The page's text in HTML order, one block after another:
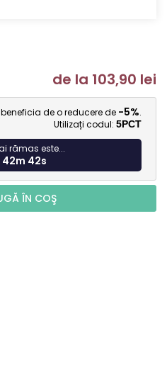
de la 103,90 lei
de o reducere de -5%.
Utilizați codul: 5PCT
rămas este...
42s
ÎN COŞ